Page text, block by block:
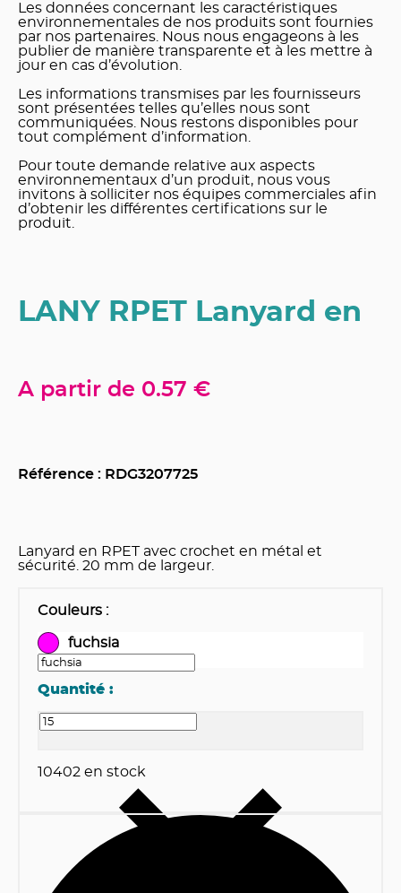
Les données concernant les caractéristiques
environnementales de nos produits sont fournies
par nos partenaires. Nous nous engageons à les
publier de manière transparente et à les mettre à
jour en cas d’évolution.
Les informations transmises par les fournisseurs
sont présentées telles qu’elles nous sont
communiquées. Nous restons disponibles pour
tout complément d’information.
Pour toute demande relative aux aspects
environnementaux d’un produit, nous vous
invitons à solliciter nos équipes commerciales afin
d’obtenir les différentes certifications sur le
produit.
LANY RPET Lanyard en
A partir de 0.57 €
Référence : RDG3207725
Lanyard en RPET avec crochet en métal et
sécurité. 20 mm de largeur.
Couleurs :
fuchsia
Quantité :
10402 en stock